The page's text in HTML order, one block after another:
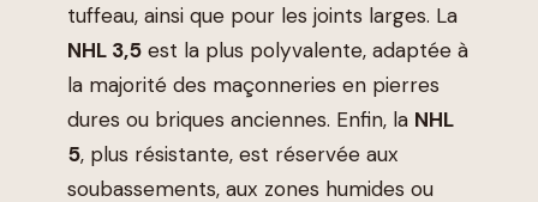
tuffeau, ainsi que pour les joints larges. La
NHL 3,5 est la plus polyvalente, adaptée à
la majorité des maçonneries en pierres
dures ou briques anciennes. Enfin, la NHL
5, plus résistante, est réservée aux
soubassements, aux zones humides ou